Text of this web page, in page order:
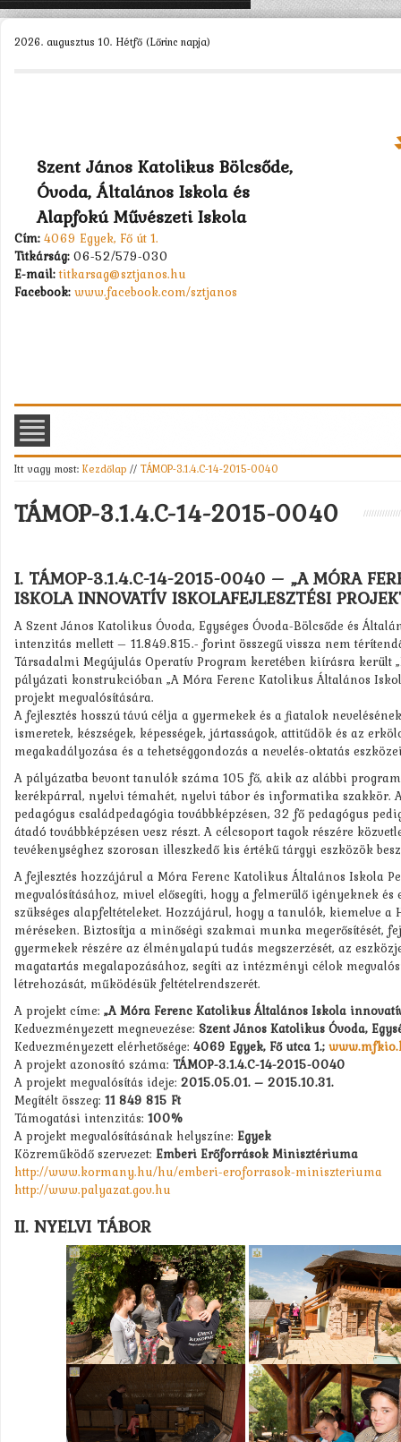
2026. augusztus 10. Hétfő (Lőrinc napja)
Szent János Katolikus Bölcsőde,
Óvoda, Általános Iskola és
Alapfokú Művészeti Iskola
Cím: 4069 Egyek, Fő út 1.
Titkárság: 06-52/579-030
E-mail: titkarsag@sztjanos.hu
Facebook: www.facebook.com/sztjanos
Itt vagy most: Kezdőlap // TÁMOP-3.1.4.C-14-2015-0040
TÁMOP-3.1.4.C-14-2015-0040
I. TÁMOP-3.1.4.C-14-2015-0040 – „A MÓRA
ISKOLA INNOVATÍV ISKOLAFEJLESZTÉSI
A Szent János Katolikus Óvoda, Egységes Óvoda-Bölcsőde és
intenzitás mellett – 11.849.815.- forint összegű vissza nem
Társadalmi Megújulás Operatív Program keretében kiírásra került
pályázati konstrukcióban „A Móra Ferenc Katolikus Általános
projekt megvalósítására.
A fejlesztés hosszú távú célja a gyermekek és a fiatalok
ismeretek, készségek, képességek, jártasságok, attitűdök és az
megakadályozása és a tehetséggondozás a nevelés-oktatás
A pályázatba bevont tanulók száma 105 fő, akik az alábbi
kerékpárral, nyelvi témahét, nyelvi tábor és informatika szakkör.
pedagógus családpedagógia továbbképzésen, 32 fő pedagógus
átadó továbbképzésen vesz részt. A célcsoport tagok részére
tevékenységhez szorosan illeszkedő kis értékű tárgyi eszközök
A fejlesztés hozzájárul a Móra Ferenc Katolikus Általános Iskola
megvalósításához, mivel elősegíti, hogy a felmerülő igényeknek
szükséges alapfeltételeket. Hozzájárul, hogy a tanulók, kiemelve
méréseken. Biztosítja a minőségi szakmai munka megerősítését,
gyermekek részére az élményalapú tudás megszerzését, az
magatartás megalapozásához, segíti az intézményi célok
létrehozását, működésük feltételrendszerét.
A projekt címe: „A Móra Ferenc Katolikus Általános Iskola
Kedvezményezett megnevezése: Szent János Katolikus Óvoda,
Kedvezményezett elérhetősége: 4069 Egyek, Fő utca 1.;
A projekt azonosító száma: TÁMOP-3.1.4.C-14-2015-0040
A projekt megvalósítás ideje: 2015.05.01. – 2015.10.31.
Megítélt összeg: 11 849 815 Ft
Támogatási intenzitás: 100%
A projekt megvalósításának helyszíne: Egyek
Közreműködő szervezet: Emberi Erőforrások Minisztériuma
http://www.kormany.hu/hu/emberi-eroforrasok-miniszteriuma
http://www.palyazat.gov.hu
II. NYELVI TÁBOR
KEZDŐLAP
MUNKATÁRSAK >
TANULÓK >
PÁLYÁZATOK >
KAPCSOLAT